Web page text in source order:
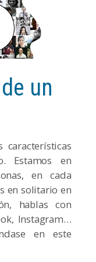
un
Estamos en
en cada
en solitario en
hablas con
Instagram…
en este